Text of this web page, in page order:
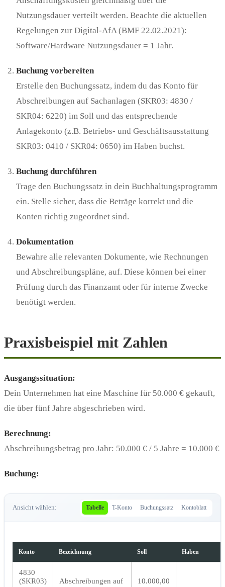
Nutzungsdauer verteilt werden. Beachte die aktuellen
Regelungen zur Digital-AfA (BMF 22.02.2021):
Software/Hardware Nutzungsdauer = 1 Jahr.
Buchung vorbereiten
Erstelle den Buchungssatz, indem du das Konto für
Abschreibungen auf Sachanlagen (SKR03: 4830 /
SKR04: 6220) im Soll und das entsprechende
Anlagekonto (z.B. Betriebs- und Geschäftsausstattung
SKR03: 0410 / SKR04: 0650) im Haben buchst.
Buchung durchführen
Trage den Buchungssatz in dein Buchhaltungsprogramm
ein. Stelle sicher, dass die Beträge korrekt und die
Konten richtig zugeordnet sind.
Dokumentation
Bewahre alle relevanten Dokumente, wie Rechnungen
und Abschreibungspläne, auf. Diese können bei einer
Prüfung durch das Finanzamt oder für interne Zwecke
benötigt werden.
Praxisbeispiel mit Zahlen
Ausgangssituation:
Dein Unternehmen hat eine Maschine für 50.000 € gekauft,
die über fünf Jahre abgeschrieben wird.
Berechnung:
Abschreibungsbetrag pro Jahr: 50.000 € / 5 Jahre = 10.000 €
Buchung:
Ansicht wählen: Tabelle T-Konto Buchungssatz Kontoblatt
Konto Bezeichnung Soll Haben
4830
(SKR03)
Abschreibungen auf
10.000,00